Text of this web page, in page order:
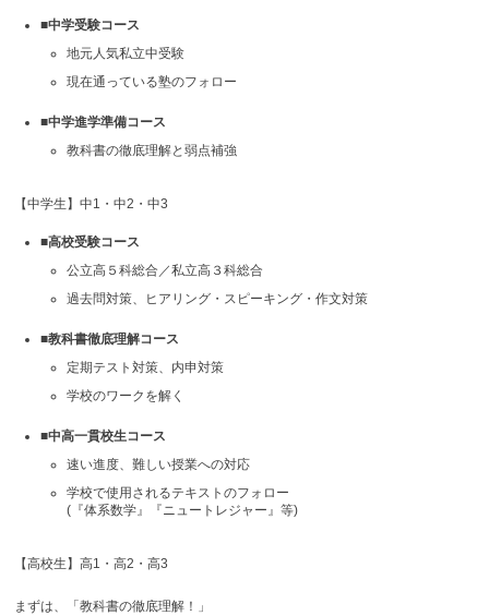
■中学受験コース
地元人気私立中受験
現在通っている塾のフォロー
■中学進学準備コース
教科書の徹底理解と弱点補強
【中学生】中1・中2・中3
■高校受験コース
公立高５科総合／私立高３科総合
過去問対策、ヒアリング・スピーキング・作文対策
■教科書徹底理解コース
定期テスト対策、内申対策
学校のワークを解く
■中高一貫校生コース
速い進度、難しい授業への対応
学校で使用されるテキストのフォロー
(『体系数学』『ニュートレジャー』等)
【高校生】高1・高2・高3
まずは、「教科書の徹底理解！」